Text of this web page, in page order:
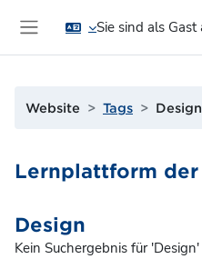
Sie sind als
Website Tags Design
Lernplattform der
Design
Kein Suchergebnis für 'Design'